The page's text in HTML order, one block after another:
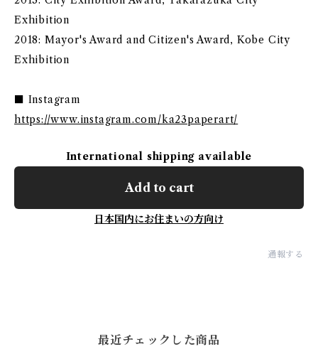
Exhibition
2018: Mayor's Award and Citizen's Award, Kobe City
Exhibition
■ Instagram
https://www.instagram.com/ka23paperart/
International shipping available
Add to cart
日本国内にお住まいの方向け
通報する
最近チェックした商品